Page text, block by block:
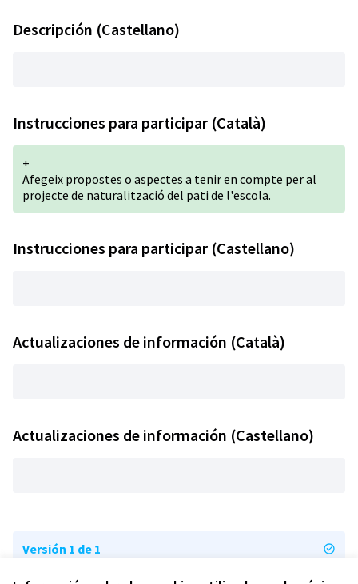
Descripción (Castellano)
Instrucciones para participar (Català)
+
Afegeix propostes o aspectes a tenir en compte per al
projecte de naturalització del pati de l'escola.
Instrucciones para participar (Castellano)
Actualizaciones de información (Català)
Actualizaciones de información (Castellano)
Versión 1 de 1